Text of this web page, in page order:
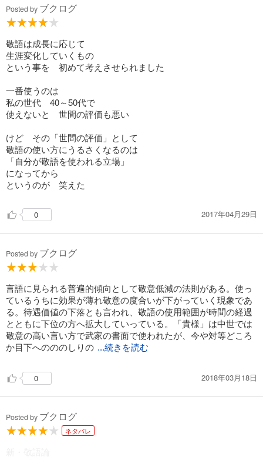
Posted by ブクログ
敬語は成長に応じて
生涯変化していくもの
という事を 初めて考えさせられました
一番使うのは
私の世代 40～50代で
使えないと 世間の評価も悪い
けど その「世間の評価」として
敬語の使い方にうるさくなるのは
「自分が敬語を使われる立場」
になってから
というのが 笑えた
0 2017年04月29日
Posted by ブクログ
言語に見られる普遍的傾向として敬意低減の法則がある。使っ
ているうちに効果が薄れ敬意の度合いが下がっていく現象であ
る。待遇価値の下落とも言われ、敬語の使用範囲が時間の経過
とともに下位の方へ拡大していっている。「貴様」は中世では
敬意の高い言い方で武家の書面で使われたが、今や対等どころ
か目下へのののしりの ...続きを読む
0 2018年03月18日
Posted by ブクログ
ネタバレ